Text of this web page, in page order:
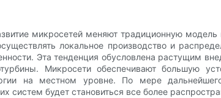
микросетей меняют традиционную
локальное производство и
Эта тенденция обусловлена ​​растущим
Микросети обеспечивают большую
на местном уровне. По мере
систем будет становиться все более